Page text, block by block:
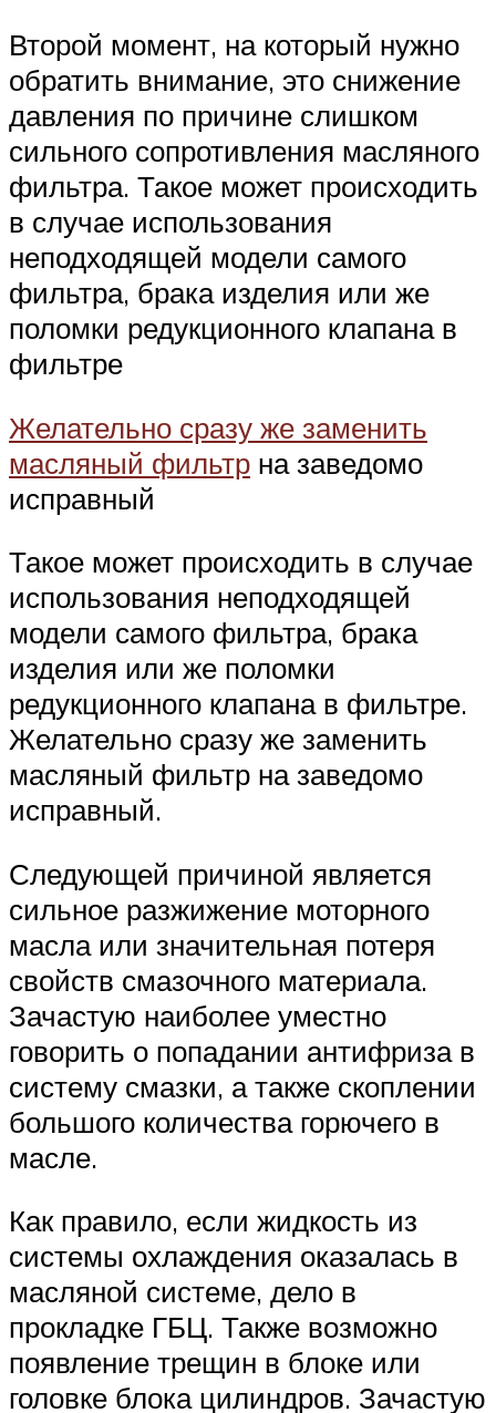
Второй момент, на который нужно
обратить внимание, это снижение
давления по причине слишком
сильного сопротивления масляного
фильтра. Такое может происходить
в случае использования
неподходящей модели самого
фильтра, брака изделия или же
поломки редукционного клапана в
фильтре
Желательно сразу же заменить
масляный фильтр на заведомо
исправный
Такое может происходить в случае
использования неподходящей
модели самого фильтра, брака
изделия или же поломки
редукционного клапана в фильтре.
Желательно сразу же заменить
масляный фильтр на заведомо
исправный.
Следующей причиной является
сильное разжижение моторного
масла или значительная потеря
свойств смазочного материала.
Зачастую наиболее уместно
говорить о попадании антифриза в
систему смазки, а также скоплении
большого количества горючего в
масле.
Как правило, если жидкость из
системы охлаждения оказалась в
масляной системе, дело в
прокладке ГБЦ. Также возможно
появление трещин в блоке или
головке блока цилиндров. Зачастую